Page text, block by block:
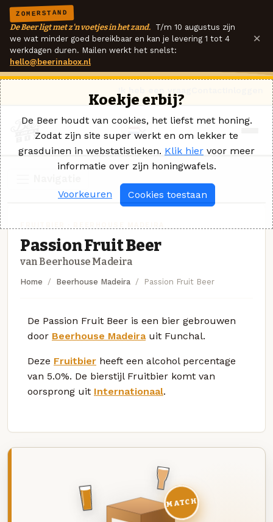
ZOMERSTAND
De Beer ligt met z'n voetjes in het zand. T/m 10 augustus zijn
we wat minder goed bereikbaar en kan je levering 1 tot 4
werkdagen duren. Mailen werkt het snelst:
hello@beerinabox.nl
×
Passion Fruit Beer
van Beerhouse Madeira
Home Beerhouse Madeira Passion Fruit Beer
De Passion Fruit Beer is een bier gebrouwen
door Beerhouse Madeirauit Funchal.
Deze Fruitbier heeft een alcohol percentage
van 5.0%. De bierstijl Fruitbier komt van
oorsprong uit Internationaal.
MATCH
Koekje erbij?
De Beer houdt van cookies, het liefst met honing.
Zodat zijn site super werkt en om lekker te
grasduinen in webstatistieken. Klik hier voor meer
informatie over zijn honingwafels.
Voorkeuren Cookies toestaan